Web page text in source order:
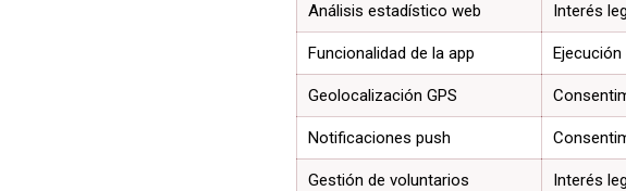
Análisis estadístico web Interés
Funcionalidad de la app Ejecución
Geolocalización GPS
Notificaciones push
Gestión de voluntarios Interés